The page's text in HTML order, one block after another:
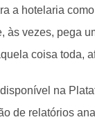
a hotelaria
às vezes, pega
coisa toda,
na
de relatórios